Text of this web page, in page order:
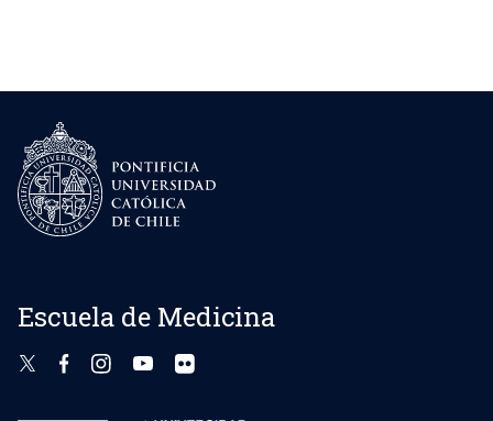
Escuela de Medicina